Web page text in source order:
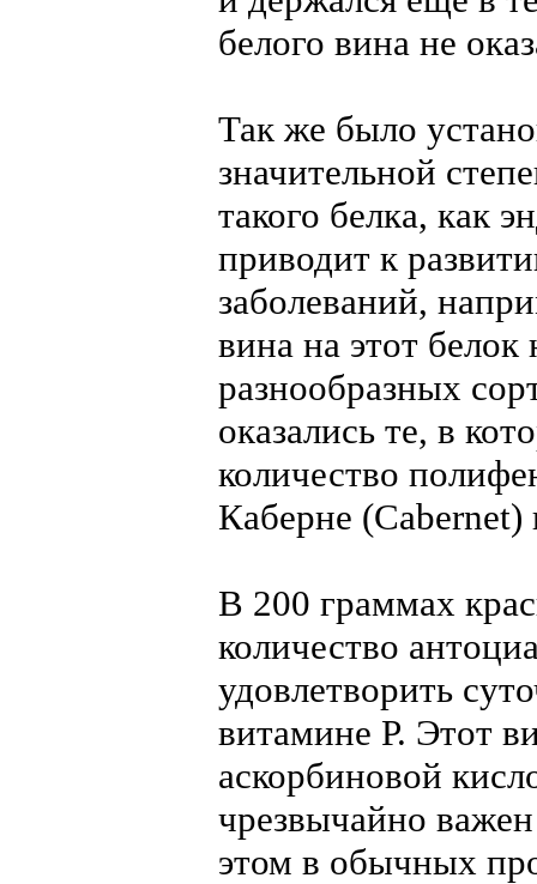
белого вина не
Так же было
значительной
такого белка, как
приводит к
заболеваний,
вина на этот
разнообразных
оказались те, в
количество
Каберне
В 200 граммах
количество
удовлетворить
витамине Р. Этот
аскорбиновой
чрезвычайно
этом в обычных